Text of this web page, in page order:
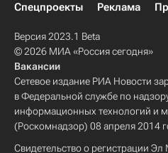
Спецпроекты
Реклама
Версия 2023.1 Beta
© 2026 МИА «Россия сегодня»
Вакансии
Сетевое издание РИА Новости
в Федеральной службе по
информационных технологий и
(Роскомнадзор) 08 апреля 2014
Свидетельство о регистрации